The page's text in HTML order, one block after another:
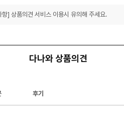
] 상품의견 서비스 이용시 유의해 주세요.
다나와 상품의견
후기